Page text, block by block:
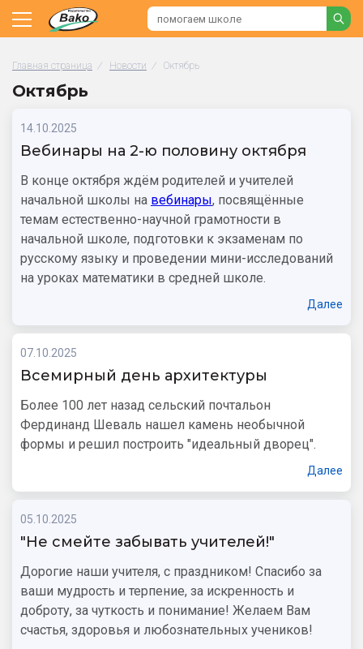
Главная страница / Новости / Октябрь
Октябрь
14.10.2025
Вебинары на 2-ю половину октября
В конце октября ждём родителей и учителей
начальной школы на вебинары, посвящённые
темам естественно-научной грамотности в
начальной школе, подготовки к экзаменам по
русскому языку и проведении мини-исследований
на уроках математики в средней школе.
Далее
07.10.2025
Всемирный день архитектуры
Более 100 лет назад сельский почтальон
Фердинанд Шеваль нашел камень необычной
формы и решил построить "идеальный дворец".
Далее
05.10.2025
"Не смейте забывать учителей!"
Дорогие наши учителя, с праздником! Спасибо за
ваши мудрость и терпение, за искренность и
доброту, за чуткость и понимание! Желаем Вам
счастья, здоровья и любознательных учеников!